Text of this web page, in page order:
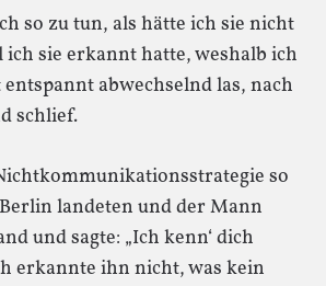
so zu tun, als hätte ich sie nicht
sie erkannt hatte, weshalb ich
abwechselnd las, nach
schlief.
so
landeten und der Mann
und sagte: „Ich kenn‘ dich
erkannte ihn nicht, was kein